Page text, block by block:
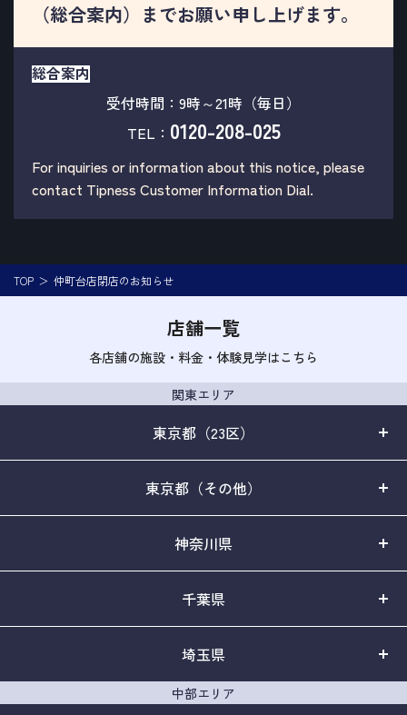
（総合案内）までお願い申し上げます。
総合案内
受付時間：9時～21時（毎日）
TEL： 0120-208-025
For inquiries or information about this notice, please
contact Tipness Customer Information Dial.
TOP 仲町台店閉店のお知らせ
店舗一覧
各店舗の施設・料金・体験見学はこちら
関東エリア
東京都（23区）
東京都（その他）
神奈川県
千葉県
埼玉県
中部エリア